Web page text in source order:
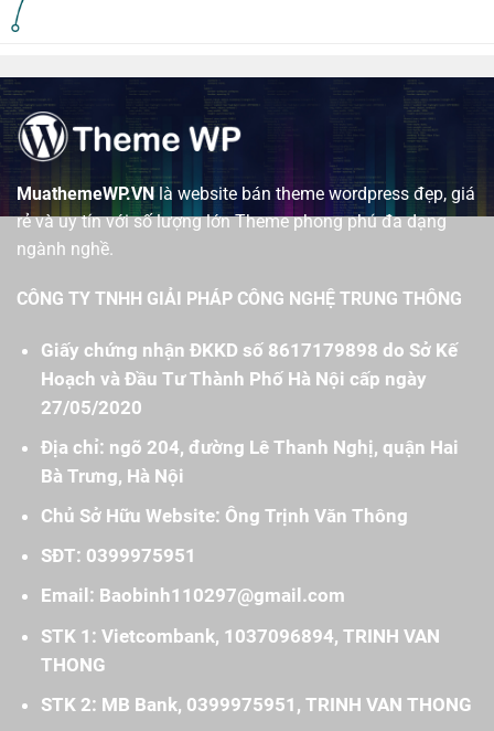
MuathemeWP.VNlà website bán theme wordpress đẹp, giá
rẻ và uy tín với số lượng lớn Theme phong phú đa dạng
ngành nghề.
CÔNG TY TNHH GIẢI PHÁP CÔNG NGHỆ TRUNG THÔNG
Giấy chứng nhận ĐKKD số 8617179898 do Sở Kế
Hoạch và Đầu Tư Thành Phố Hà Nội cấp ngày
27/05/2020
Địa chỉ: ngõ 204, đường Lê Thanh Nghị, quận Hai
Bà Trưng, Hà Nội
Chủ Sở Hữu Website: Ông Trịnh Văn Thông
SĐT: 0399975951
Email: Baobinh110297@gmail.com
STK 1: Vietcombank, 1037096894, TRINH VAN
THONG
STK 2: MB Bank, 0399975951, TRINH VAN THONG